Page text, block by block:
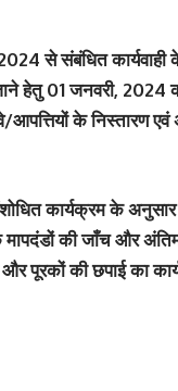
2024 से संबंधित
हेतु 01 जनवरी, 2024
आपत्तियों के निस्तारण एवं
कार्यक्रम के अनुसार
मापदंडों की जाँच और
पूरकों की छपाई का